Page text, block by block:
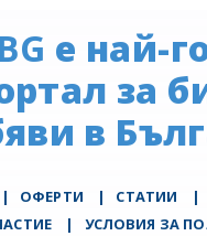
е най-
за
в
| ОФЕРТИ | СТАТИИ |
| УСЛОВИЯ ЗА